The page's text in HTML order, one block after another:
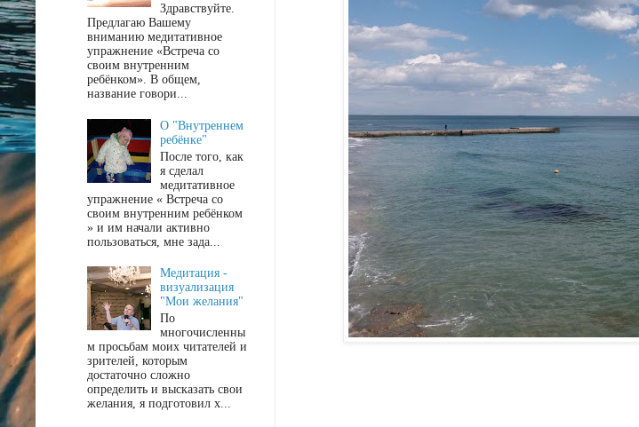
Здравствуйте.
Предлагаю Вашему
вниманию медитативное
упражнение «Встреча со
своим внутренним
ребёнком». В общем,
название говори...
О "Внутреннем
ребёнке"
После того, как
я сделал
медитативное
упражнение « Встреча со
своим внутренним ребёнком
» и им начали активно
пользоваться, мне зада...
Медитация -
визуализация
"Мои желания"
По
многочисленны
м просьбам моих читателей и
зрителей, которым
достаточно сложно
определить и высказать свои
желания, я подготовил х...